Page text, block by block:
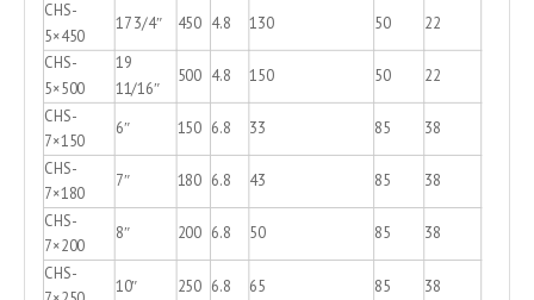
CHS-
5×450
17 3/4″ 450 4.8 130 50
22
CHS-
5×500
19
11/16″
500 4.8 150 50 22
CHS-
7×150
6″ 150 6.8 33 85 38
CHS-
7×180
7″ 180 6.8 43 85 38
CHS-
7×200
8″ 200 6.8 50 85 38
CHS-
10″ 250 6.8 65 85 38